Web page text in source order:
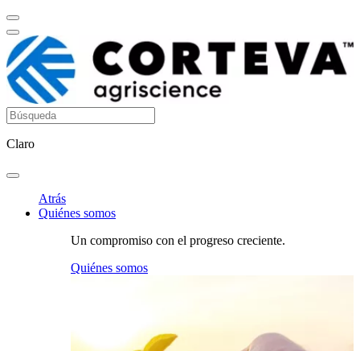
Claro
Atrás
Quiénes somos
Un compromiso con el progreso creciente.
Quiénes somos